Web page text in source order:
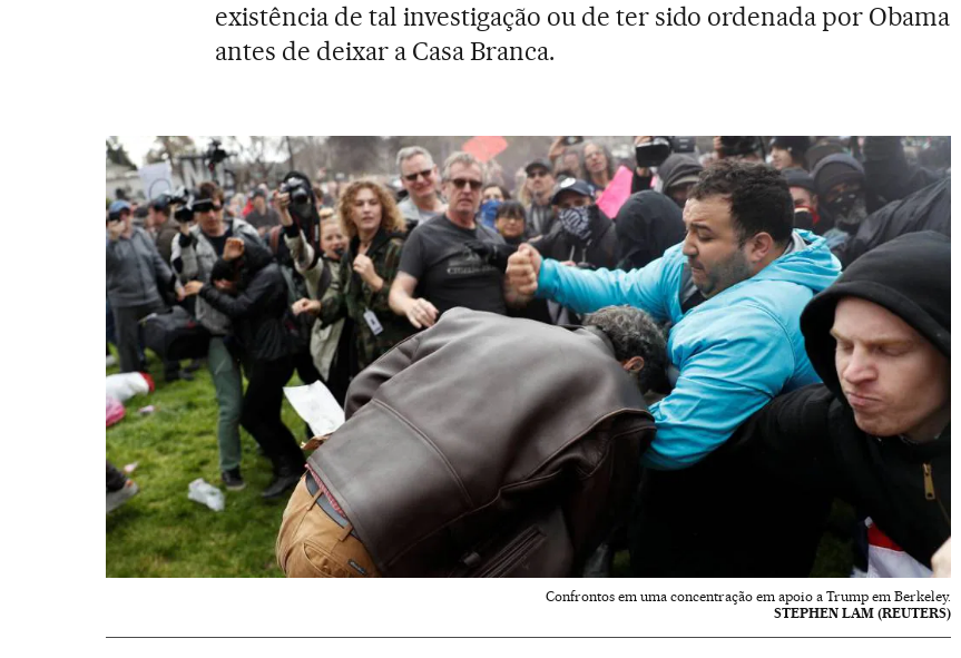
existência de tal investigação ou de ter sido ordenada por Obama
antes de deixar a Casa Branca.
Confrontos em uma concentração em apoio a Trump em Berkeley.
STEPHEN LAM (REUTERS)